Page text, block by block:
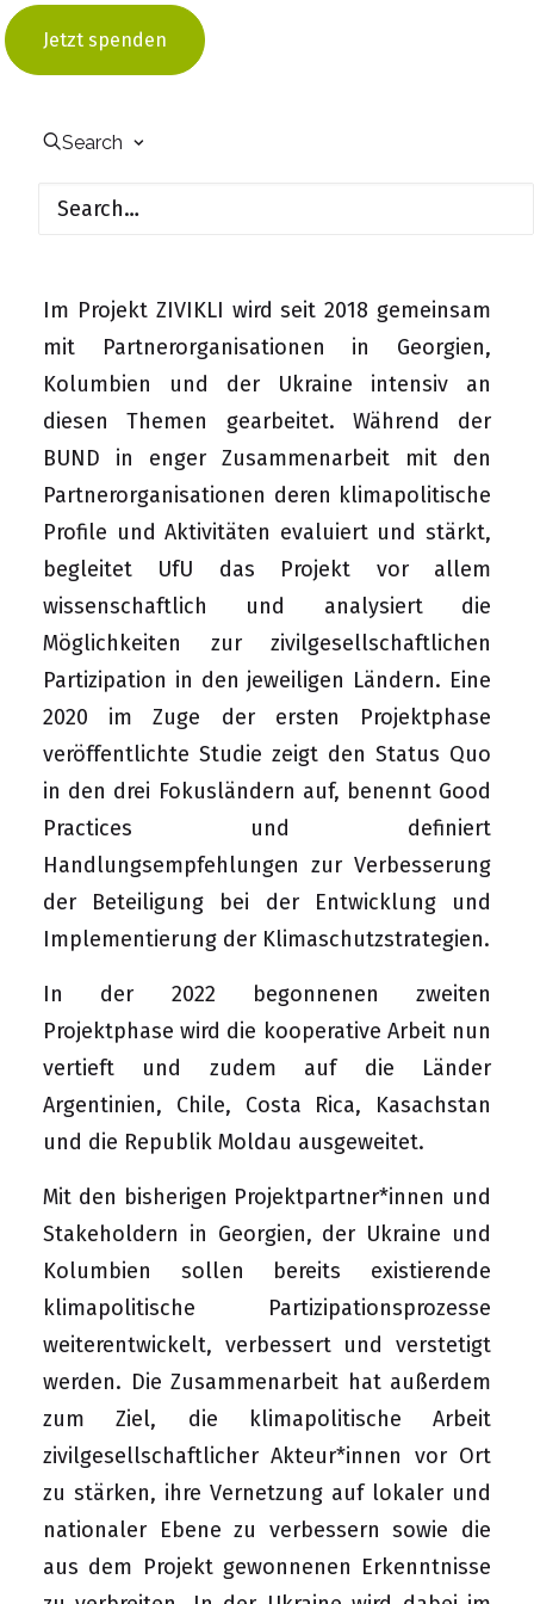
Jetzt spenden
Search
Vorgängerprojekt
Organisationen des Friends of the Earth –
Herausforderungen definiert, aber auch
klimapolitischen Arbeit der Zivilgesellschaft
Im Projekt ZIVIKLI wird seit 2018 gemeinsam
mit Partnerorganisationen in Georgien,
Kolumbien und der Ukraine intensiv an
diesen Themen gearbeitet. Während der
BUND in enger Zusammenarbeit mit den
Partnerorganisationen deren klimapolitische
Profile und Aktivitäten evaluiert und stärkt,
begleitet UfU das Projekt vor allem
wissenschaftlich und analysiert die
Möglichkeiten zur zivilgesellschaftlichen
Partizipation in den jeweiligen Ländern. Eine
2020 im Zuge der ersten Projektphase
veröffentlichte Studie zeigt den Status Quo
in den drei Fokusländern auf, benennt Good
Practices und definiert
Handlungsempfehlungen zur Verbesserung
der Beteiligung bei der Entwicklung und
Implementierung der Klimaschutzstrategien.
In der 2022 begonnenen zweiten
Projektphase wird die kooperative Arbeit nun
vertieft und zudem auf die Länder
Argentinien, Chile, Costa Rica, Kasachstan
und die Republik Moldau ausgeweitet.
Mit den bisherigen Projektpartner*innen und
Stakeholdern in Georgien, der Ukraine und
Kolumbien sollen bereits existierende
klimapolitische Partizipationsprozesse
weiterentwickelt, verbessert und verstetigt
werden. Die Zusammenarbeit hat außerdem
zum Ziel, die klimapolitische Arbeit
zivilgesellschaftlicher Akteur*innen vor Ort
zu stärken, ihre Vernetzung auf lokaler und
nationaler Ebene zu verbessern sowie die
aus dem Projekt gewonnenen Erkenntnisse